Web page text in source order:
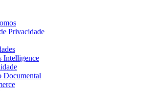
Privacidade
Intelligence
Documental